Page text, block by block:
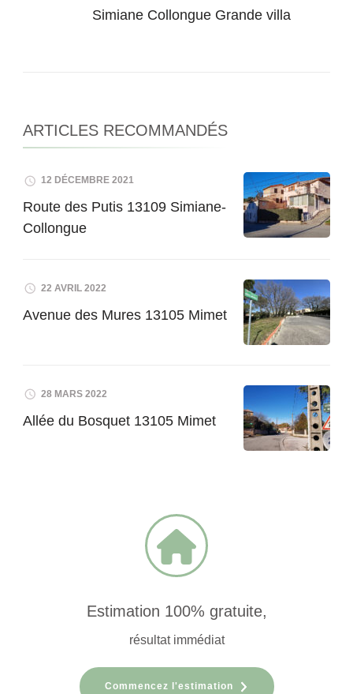
Simiane Collongue Grande villa
ARTICLES RECOMMANDÉS
12 DÉCEMBRE 2021
Route des Putis 13109 Simiane-
Collongue
22 AVRIL 2022
Avenue des Mures 13105 Mimet
28 MARS 2022
Allée du Bosquet 13105 Mimet
Estimation 100% gratuite,
résultat immédiat
Commencez l'estimation